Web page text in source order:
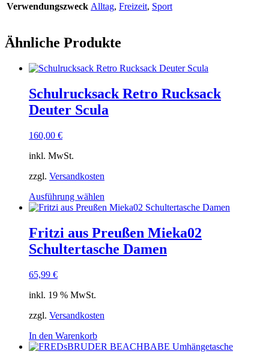
Verwendungszweck Alltag, Freizeit, Sport
Ähnliche Produkte
Schulrucksack Retro Rucksack
Deuter Scula
160,00 €
inkl. MwSt.
zzgl. Versandkosten
Ausführung wählen
Produkt
mehrere
Varianten
auf.
Fritzi aus Preußen Mieka02
Schultertasche Damen
65,99 €
inkl. 19 % MwSt.
zzgl. Versandkosten
In den Warenkorb